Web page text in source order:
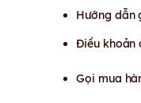
Hướng dẫn
Điều khoản
Gọi mua